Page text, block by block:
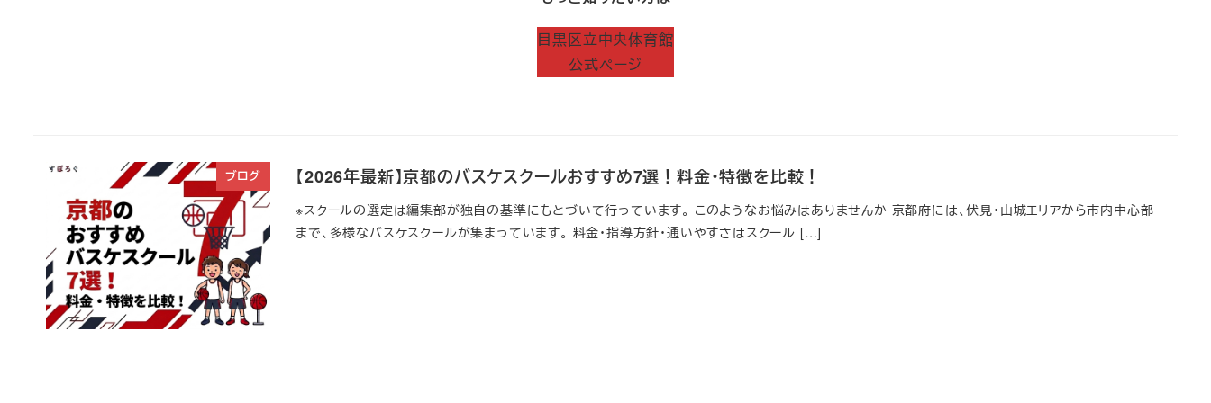
目黒区立中央体育館
公式ページ
ブログ 【2026年最新】京都のバスケスクールおすすめ7選！料金・特徴を比較！
※スクールの選定は編集部が独自の基準にもとづいて行っています。 このようなお悩みはありませんか 京都府には、伏見・山城エリアから市内中心部
まで、多様なバスケスクールが集まっています。 料金・指導方針・通いやすさはスクール […]